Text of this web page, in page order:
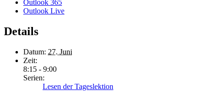
Outlook 365
Outlook Live
Details
Datum: 27. Juni
Zeit:
8:15 - 9:00
Serien:
Lesen der Tageslektion